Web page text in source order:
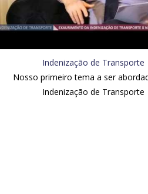
Indenização de Transporte
Nosso primeiro tema a ser
Indenização de Transporte